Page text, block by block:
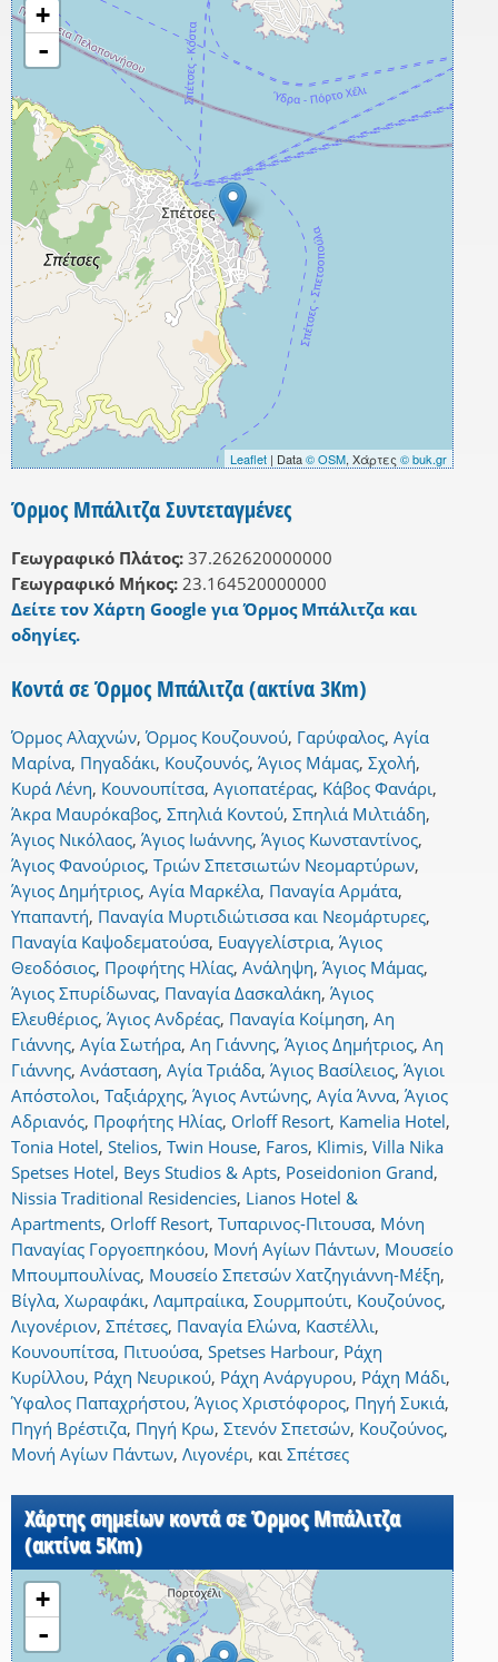
+
-
Leaflet | Data© OSM, Χάρτες © buk.gr
Όρμος Μπάλιτζα Συντεταγμένες
Γεωγραφικό Πλάτος: 37.262620000000
Γεωγραφικό Μήκος: 23.164520000000
Δείτε τον Χάρτη Google για Όρμος Μπάλιτζα και
οδηγίες.
Κοντά σε Όρμος Μπάλιτζα (ακτίνα 3Km)
Όρμος Αλαχνών,Όρμος Κουζουνού, Γαρύφαλος, Αγία
Μαρίνα, Πηγαδάκι, Κουζουνός, Άγιος Μάμας, Σχολή,
Κυρά Λένη, Κουνουπίτσα, Αγιοπατέρας, Κάβος Φανάρι,
Άκρα Μαυρόκαβος, Σπηλιά Κοντού, Σπηλιά Μιλτιάδη,
Άγιος Νικόλαος, Άγιος Ιωάννης, Άγιος Κωνσταντίνος,
Άγιος Φανούριος, Τριών Σπετσιωτών Νεομαρτύρων,
Άγιος Δημήτριος, Αγία Μαρκέλα, Παναγία Αρμάτα,
Υπαπαντή, Παναγία Μυρτιδιώτισσα και Νεομάρτυρες,
Παναγία Καψοδεματούσα, Ευαγγελίστρια, Άγιος
Θεοδόσιος, Προφήτης Ηλίας, Ανάληψη, Άγιος Μάμας,
Άγιος Σπυρίδωνας, Παναγία Δασκαλάκη, Άγιος
Ελευθέριος, Άγιος Ανδρέας, Παναγία Κοίμηση, Αη
Γιάννης, Αγία Σωτήρα, Αη Γιάννης, Άγιος Δημήτριος, Αη
Γιάννης, Ανάσταση, Αγία Τριάδα, Άγιος Βασίλειος, Άγιοι
Απόστολοι, Ταξιάρχης, Άγιος Αντώνης, Αγία Άννα, Άγιος
Αδριανός, Προφήτης Ηλίας, Orloff Resort, Kamelia Hotel,
Tonia Hotel, Stelios, Twin House, Faros, Klimis, Villa Nika
Spetses Hotel, Beys Studios & Apts, Poseidonion Grand,
Nissia Traditional Residencies, Lianos Hotel &
Apartments, Orloff Resort, Τυπαρινος-Πιτουσα, Μόνη
Παναγίας Γοργοεπηκόου, Μονή Αγίων Πάντων, Μουσείο
Μπουμπουλίνας, Μουσείο Σπετσών Χατζηγιάννη-Μέξη,
Βίγλα, Χωραφάκι, Λαμπραίικα, Σουρμπούτι, Κουζούνος,
Λιγονέριον, Σπέτσες, Παναγία Ελώνα, Καστέλλι,
Κουνουπίτσα, Πιτυούσα, Spetses Harbour, Ράχη
Κυρίλλου, Ράχη Νευρικού, Ράχη Ανάργυρου, Ράχη Μάδι,
Ύφαλος Παπαχρήστου, Άγιος Χριστόφορος, Πηγή Συκιά,
Πηγή Βρέστιζα, Πηγή Κρω, Στενόν Σπετσών, Κουζούνος,
Μονή Αγίων Πάντων, Λιγονέρι, και Σπέτσες
Χάρτης σημείων κοντά σε Όρμος Μπάλιτζα
(ακτίνα 5Km)
+
-